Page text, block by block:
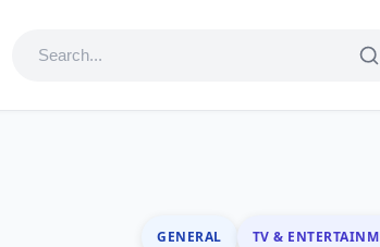
GENERAL TV &